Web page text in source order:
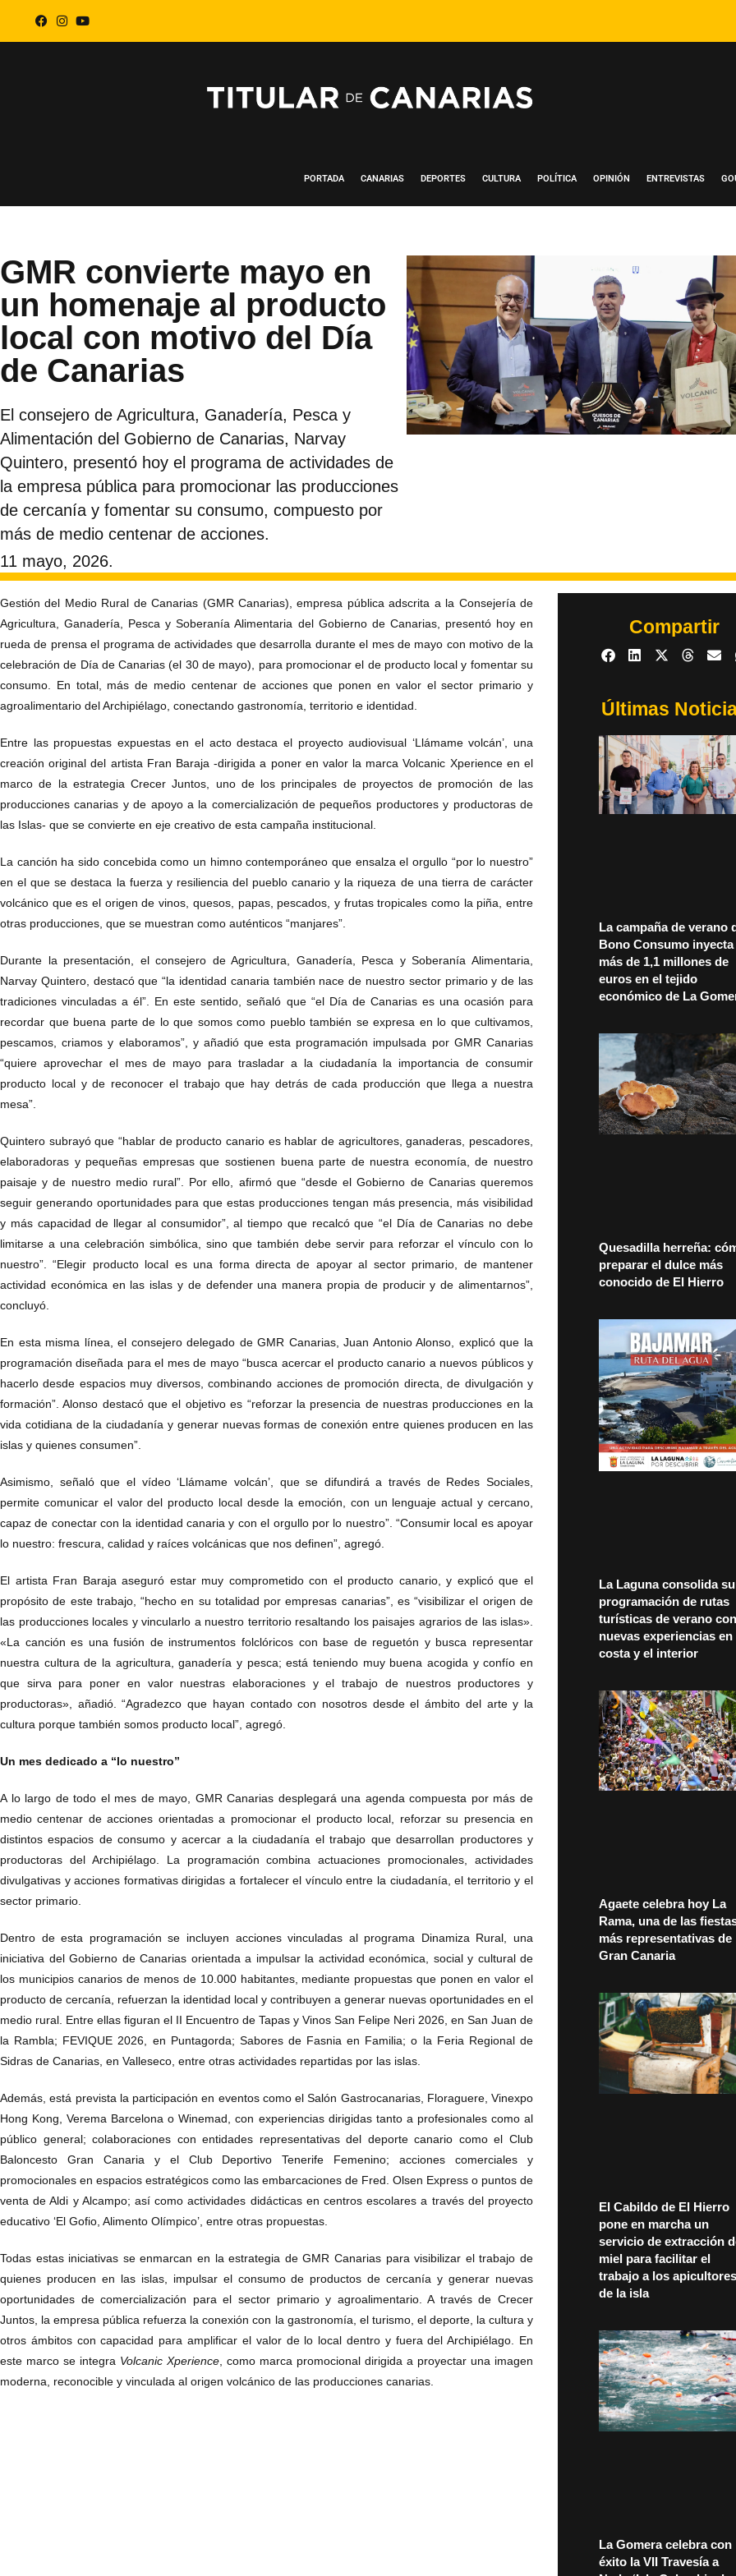
PORTADA CANARIAS DEPORTES CULTURA POLÍTICA OPINIÓN ENTREVISTAS
GMR convierte mayo en
un homenaje al producto
local con motivo del Día
de Canarias
El consejero de Agricultura, Ganadería, Pesca y
Alimentación del Gobierno de Canarias, Narvay
Quintero, presentó hoy el programa de actividades de
la empresa pública para promocionar las producciones
de cercanía y fomentar su consumo, compuesto por
más de medio centenar de acciones.
11 mayo, 2026.
Gestión del Medio Rural de Canarias (GMR Canarias), empresa pública adscrita a la Consejería de
Agricultura, Ganadería, Pesca y Soberanía Alimentaria del Gobierno de Canarias, presentó hoy en
rueda de prensa el programa de actividades que desarrolla durante el mes de mayo con motivo de la
celebración de Día de Canarias (el 30 de mayo), para promocionar el de producto local y fomentar su
consumo. En total, más de medio centenar de acciones que ponen en valor el sector primario y
agroalimentario del Archipiélago, conectando gastronomía, territorio e identidad.
Entre las propuestas expuestas en el acto destaca el proyecto audiovisual ‘Llámame volcán’, una
creación original del artista Fran Baraja -dirigida a poner en valor la marca Volcanic Xperience en el
marco de la estrategia Crecer Juntos, uno de los principales de proyectos de promoción de las
producciones canarias y de apoyo a la comercialización de pequeños productores y productoras de
las Islas- que se convierte en eje creativo de esta campaña institucional.
La canción ha sido concebida como un himno contemporáneo que ensalza el orgullo “por lo nuestro”
en el que se destaca la fuerza y resiliencia del pueblo canario y la riqueza de una tierra de carácter
volcánico que es el origen de vinos, quesos, papas, pescados, y frutas tropicales como la piña, entre
otras producciones, que se muestran como auténticos “manjares”.
Durante la presentación, el consejero de Agricultura, Ganadería, Pesca y Soberanía Alimentaria,
Narvay Quintero, destacó que “la identidad canaria también nace de nuestro sector primario y de las
tradiciones vinculadas a él”. En este sentido, señaló que “el Día de Canarias es una ocasión para
recordar que buena parte de lo que somos como pueblo también se expresa en lo que cultivamos,
pescamos, criamos y elaboramos”, y añadió que esta programación impulsada por GMR Canarias
“quiere aprovechar el mes de mayo para trasladar a la ciudadanía la importancia de consumir
producto local y de reconocer el trabajo que hay detrás de cada producción que llega a nuestra
mesa”.
Quintero subrayó que “hablar de producto canario es hablar de agricultores, ganaderas, pescadores,
elaboradoras y pequeñas empresas que sostienen buena parte de nuestra economía, de nuestro
paisaje y de nuestro medio rural”. Por ello, afirmó que “desde el Gobierno de Canarias queremos
seguir generando oportunidades para que estas producciones tengan más presencia, más visibilidad
y más capacidad de llegar al consumidor”, al tiempo que recalcó que “el Día de Canarias no debe
limitarse a una celebración simbólica, sino que también debe servir para reforzar el vínculo con lo
nuestro”. “Elegir producto local es una forma directa de apoyar al sector primario, de mantener
actividad económica en las islas y de defender una manera propia de producir y de alimentarnos”,
concluyó.
En esta misma línea, el consejero delegado de GMR Canarias, Juan Antonio Alonso, explicó que la
programación diseñada para el mes de mayo “busca acercar el producto canario a nuevos públicos y
hacerlo desde espacios muy diversos, combinando acciones de promoción directa, de divulgación y
formación”. Alonso destacó que el objetivo es “reforzar la presencia de nuestras producciones en la
vida cotidiana de la ciudadanía y generar nuevas formas de conexión entre quienes producen en las
islas y quienes consumen”.
Asimismo, señaló que el vídeo ‘Llámame volcán’, que se difundirá a través de Redes Sociales,
permite comunicar el valor del producto local desde la emoción, con un lenguaje actual y cercano,
capaz de conectar con la identidad canaria y con el orgullo por lo nuestro”. “Consumir local es apoyar
lo nuestro: frescura, calidad y raíces volcánicas que nos definen”, agregó.
El artista Fran Baraja aseguró estar muy comprometido con el producto canario, y explicó que el
propósito de este trabajo, “hecho en su totalidad por empresas canarias”, es “visibilizar el origen de
las producciones locales y vincularlo a nuestro territorio resaltando los paisajes agrarios de las islas».
«La canción es una fusión de instrumentos folclóricos con base de reguetón y busca representar
nuestra cultura de la agricultura, ganadería y pesca; está teniendo muy buena acogida y confío en
que sirva para poner en valor nuestras elaboraciones y el trabajo de nuestros productores y
productoras», añadió. “Agradezco que hayan contado con nosotros desde el ámbito del arte y la
cultura porque también somos producto local”, agregó.
Un mes dedicado a “lo nuestro”
A lo largo de todo el mes de mayo, GMR Canarias desplegará una agenda compuesta por más de
medio centenar de acciones orientadas a promocionar el producto local, reforzar su presencia en
distintos espacios de consumo y acercar a la ciudadanía el trabajo que desarrollan productores y
productoras del Archipiélago. La programación combina actuaciones promocionales, actividades
divulgativas y acciones formativas dirigidas a fortalecer el vínculo entre la ciudadanía, el territorio y el
sector primario.
Dentro de esta programación se incluyen acciones vinculadas al programa Dinamiza Rural, una
iniciativa del Gobierno de Canarias orientada a impulsar la actividad económica, social y cultural de
los municipios canarios de menos de 10.000 habitantes, mediante propuestas que ponen en valor el
producto de cercanía, refuerzan la identidad local y contribuyen a generar nuevas oportunidades en el
medio rural. Entre ellas figuran el II Encuentro de Tapas y Vinos San Felipe Neri 2026, en San Juan de
la Rambla; FEVIQUE 2026, en Puntagorda; Sabores de Fasnia en Familia; o la Feria Regional de
Sidras de Canarias, en Valleseco, entre otras actividades repartidas por las islas.
Además, está prevista la participación en eventos como el Salón Gastrocanarias, Floraguere, Vinexpo
Hong Kong, Verema Barcelona o Winemad, con experiencias dirigidas tanto a profesionales como al
público general; colaboraciones con entidades representativas del deporte canario como el Club
Baloncesto Gran Canaria y el Club Deportivo Tenerife Femenino; acciones comerciales y
promocionales en espacios estratégicos como las embarcaciones de Fred. Olsen Express o puntos de
venta de Aldi y Alcampo; así como actividades didácticas en centros escolares a través del proyecto
educativo ‘El Gofio, Alimento Olímpico’, entre otras propuestas.
Todas estas iniciativas se enmarcan en la estrategia de GMR Canarias para visibilizar el trabajo de
quienes producen en las islas, impulsar el consumo de productos de cercanía y generar nuevas
oportunidades de comercialización para el sector primario y agroalimentario. A través de Crecer
Juntos, la empresa pública refuerza la conexión con la gastronomía, el turismo, el deporte, la cultura y
otros ámbitos con capacidad para amplificar el valor de lo local dentro y fuera del Archipiélago. En
este marco se integra Volcanic Xperience , como marca promocional dirigida a proyectar una imagen
moderna, reconocible y vinculada al origen volcánico de las producciones canarias.
Compartir
Últimas
La campaña de verano
Bono Consumo inyecta
más de 1,1 millones de
euros en el tejido
económico de La
Quesadilla herreña:
preparar el dulce más
conocido de El Hierro
La Laguna consolida su
programación de rutas
turísticas de verano con
nuevas experiencias en
costa y el interior
Agaete celebra hoy La
Rama, una de las
más representativas de
Gran Canaria
El Cabildo de El Hierro
pone en marcha un
servicio de extracción
miel para facilitar el
trabajo a los apicultores
de la isla
La Gomera celebra con
éxito la VII Travesía a